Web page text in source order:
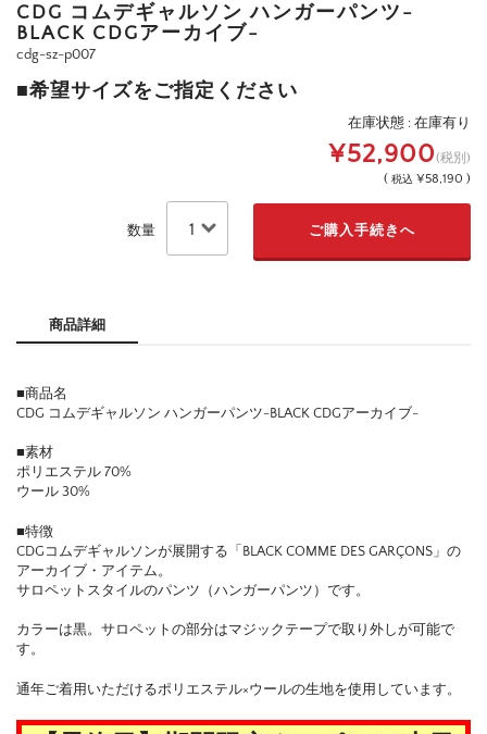
CDG コムデギャルソン ハンガーパンツ-
BLACK CDGアーカイブ-
cdg-sz-p007
■希望サイズをご指定ください
在庫状態 : 在庫有り
¥52,900(税別)
( 税込 ¥58,190 )
数量
商品詳細
■商品名
CDG コムデギャルソン ハンガーパンツ-BLACK CDGアーカイブ-
■素材
ポリエステル 70%
ウール 30%
■特徴
CDGコムデギャルソンが展開する「BLACK COMME DES GARÇONS」の
アーカイブ・アイテム。
サロペットスタイルのパンツ（ハンガーパンツ）です。
カラーは黒。サロペットの部分はマジックテープで取り外しが可能で
す。
通年ご着用いただけるポリエステル×ウールの生地を使用しています。